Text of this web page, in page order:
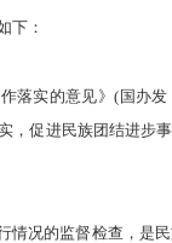
下：
实的意见》(国办发
，促进民族团结进步
况的监督检查，是